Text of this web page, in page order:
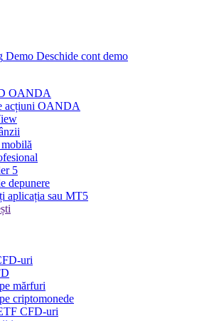
Demo Deschide cont demo
OANDA
acțiuni OANDA
5
depunere
aplicația sau MT5
uri
mărfuri
criptomonede
CFD-uri